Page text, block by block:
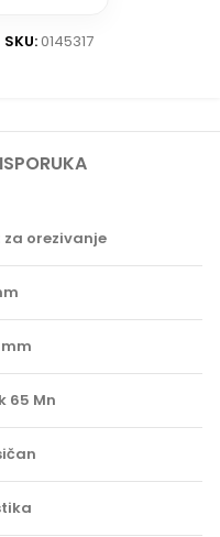
SKU: 0145317
za orezivanje
65 Mn